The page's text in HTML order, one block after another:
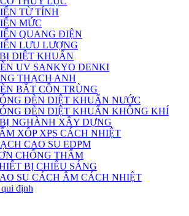
TỪ TÍNH
MỨC
QUANG ĐIỆN
LƯU LƯỢNG
DIỆT KHUẨN
UV SANKYO DENKI
THẠCH ANH
BẮT CÔN TRÙNG
ĐÈN DIỆT KHUẨN NƯỚC
ĐÈN DIỆT KHUẨN KHÔNG KHÍ
NGHÀNH XÂY DỰNG
XỐP XPS CÁCH NHIỆT
CAO SU EDPM
CHỐNG THẤM
BỊ CHIẾU SÁNG
SU CÁCH ÂM CÁCH NHIỆT
định